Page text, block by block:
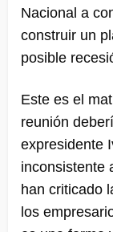
Nacional a
construir un
posible
Este es el
reunión
expresidente
inconsistente
han criticado
los